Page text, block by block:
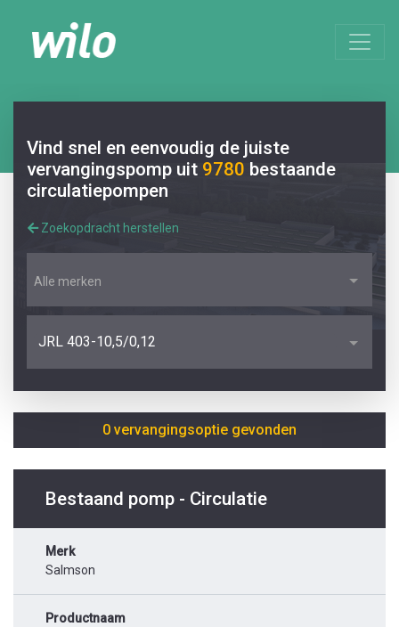
Vind snel en eenvoudig de juiste
vervangingspomp uit 9780 bestaande
circulatiepompen
Zoekopdracht herstellen
Alle merken
JRL 403-10,5/0,12
0 vervangingsoptie gevonden
Bestaand pomp - Circulatie
Merk
Salmson
Productnaam